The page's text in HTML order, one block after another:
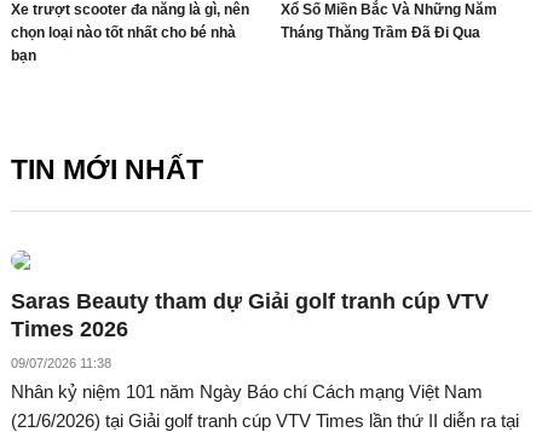
Xe trượt scooter đa năng là gì, nên
chọn loại nào tốt nhất cho bé nhà
bạn
Xổ Số Miền Bắc Và Những Năm
Tháng Thăng Trầm Đã Đi Qua
TIN MỚI NHẤT
Saras Beauty tham dự Giải golf tranh cúp VTV
Times 2026
09/07/2026 11:38
Nhân kỷ niệm 101 năm Ngày Báo chí Cách mạng Việt Nam
(21/6/2026) tại Giải golf tranh cúp VTV Times lần thứ II diễn ra tại